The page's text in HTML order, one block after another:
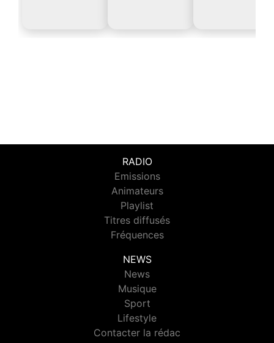
RADIO
Emissions
Animateurs
Playlist
Titres diffusés
Fréquences
NEWS
News
Musique
Sport
Lifestyle
Contacter la rédac